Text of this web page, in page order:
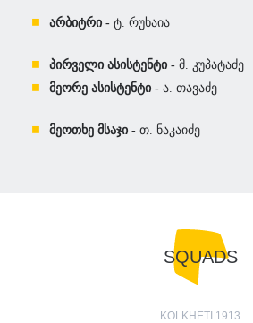
არბიტრი - ტ. რუხაია
პირველი ასისტენტი - მ. კუპატაძე
მეორე ასისტენტი - ა. თავაძე
მეოთხე მსაჯი - თ. ნაკაიძე
SQUADS
KOLKHETI 1913